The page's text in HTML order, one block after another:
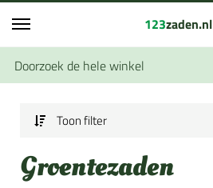
123zaden.nl
Toon filter
Groentezaden